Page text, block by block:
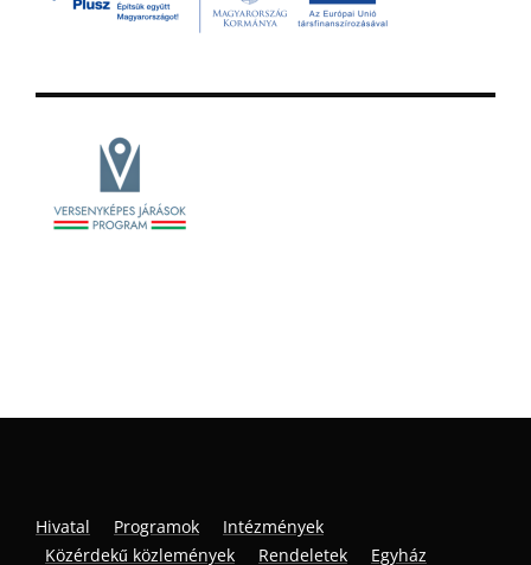
Hivatal Programok
Intézmények
Közérdekű közlemények
Rendeletek Egyház